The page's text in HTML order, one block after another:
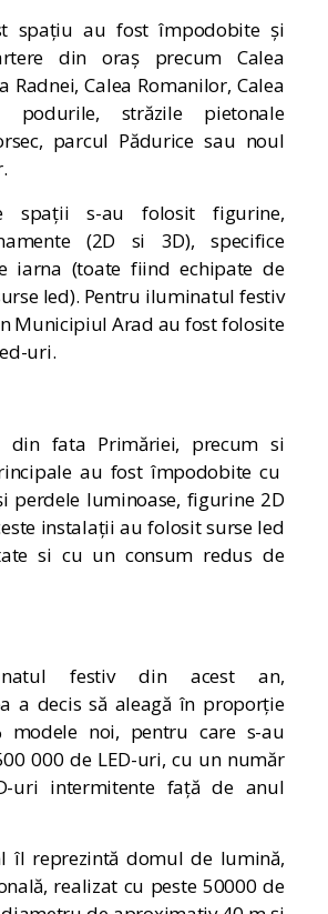
spațiu au fost împodobite și
din oraş precum Calea
Radnei, Calea Romanilor, Calea
podurile, străzile pietonale
parcul Pădurice sau noul
spații s-au folosit figurine,
(2D si 3D), specifice
iarna (toate fiind echipate de
led). Pentru iluminatul festiv
Municipiul Arad au fost folosite
uri.
din fata Primăriei, precum si
au fost împodobite cu
perdele luminoase, figurine 2D
instalații au folosit surse led
si cu un consum redus de
festiv din acest an,
a decis să aleagă în proporție
modele noi, pentru care s-au
000 de LED-uri, cu un număr
uri intermitente față de anul
îl reprezintă domul de lumină,
realizat cu peste 50000 de